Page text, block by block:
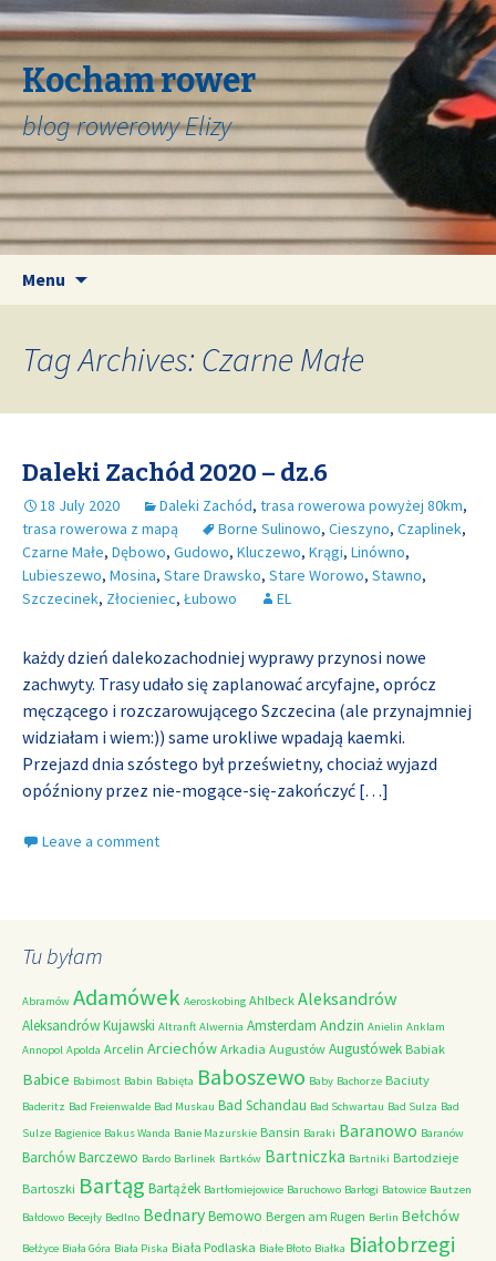
Kocham rower
blog rowerowy Elizy
Menu
Tag Archives: Czarne Małe
Daleki Zachód 2020 – dz.6
18 July 2020 Daleki Zachód, trasa rowerowa powyżej 80km,
trasa rowerowa z mapą
Borne Sulinowo, Cieszyno, Czaplinek,
Czarne Małe, Dębowo, Gudowo, Kluczewo, Krągi, Linówno,
Lubieszewo, Mosina, Stare Drawsko, Stare Worowo, Stawno,
Szczecinek, Złocieniec, Łubowo EL
każdy dzień dalekozachodniej wyprawy przynosi nowe
zachwyty. Trasy udało się zaplanować arcyfajne, oprócz
męczącego i rozczarowującego Szczecina (ale przynajmniej
widziałam i wiem:)) same urokliwe wpadają kaemki.
Przejazd dnia szóstego był prześwietny, chociaż wyjazd
opóźniony przez nie-mogące-się-zakończyć […]
Leave a comment
Tu byłam
Abramów Adamówek Aeroskobing Ahlbeck Aleksandrów
Aleksandrów Kujawski Altranft Alwernia Amsterdam Andzin Anielin Anklam
Annopol Apolda Arcelin Arciechów Arkadia Augustów Augustówek Babiak
Babice Babimost Babin Babięta Baboszewo Baby Bachorze Baciuty
Baderitz Bad Freienwalde Bad Muskau Bad Schandau Bad Schwartau Bad Sulza Bad
Sulze Bagienice Bakus Wanda Banie Mazurskie Bansin Baraki Baranowo Baranów
BarchówBarczewo Bardo Barlinek Bartków Bartniczka Bartniki Bartodzieje
Bartoszki Bartąg Bartążek Bartłomiejowice Baruchowo Barłogi Batowice Bautzen
Bałdowo Becejły Bedlno BednaryBemowo Bergen am Rugen Berlin Bełchów
Bełżyce Biała Góra Biała Piska Biała Podlaska Białe Błoto Białka Białobrzegi